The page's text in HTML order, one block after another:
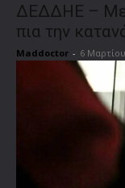
ΔΕΔΔΗΕ – Με
πια την
Maddoctor - 6